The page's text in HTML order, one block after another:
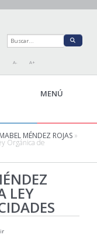
A- A+
MENÚ
MÉNDEZ ROJAS »
Orgánica de
LEY